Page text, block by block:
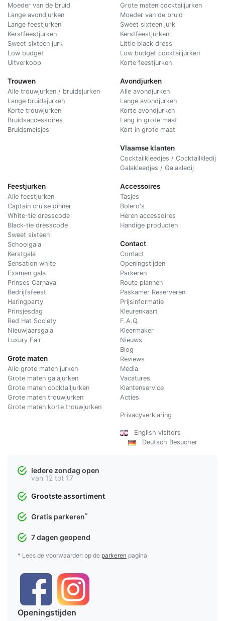
Moeder van de bruid
Lange avondjurken
Lange feestjurken
Kerstfeestjurken
Sweet sixteen jurk
Low budget
Uitverkoop
Trouwen
Alle trouwjurken / bruidsjurken
Lange bruidsjurken
Korte trouwjurken
Bruidsaccessoires
Bruidsmeisjes
Grote maten cocktailjurken
Moeder van de bruid
Sweet sixteen jurk
Kerstfeestjurken
Little black dress
Low budget cocktailjurken
Korte feestjurken
Avondjurken
Alle avondjurken
Lange avondjurken
Korte avondjurken
Lang in grote maat
Kort in grote maat
Vlaamse klanten
Cocktailkleedjes / Cocktailkledij
Galakleedjes / Galakledij
Feestjurken
Alle feestjurken
Captain cruise dinner
White-tie dresscode
Black-tie dresscode
Sweet sixteen
Schoolgala
Kerstgala
Sensation white
Examen gala
Prinses Carnaval
Bedrijfsfeest
Haringparty
Prinsjesdag
Red Hat Society
Nieuwjaarsgala
Luxury Fair
Grote maten
Alle grote maten jurken
Grote maten galajurken
Grote maten cocktailjurken
Grote maten trouwjurken
Grote maten korte trouwjurken
Accessoires
Tasjes
Bolero's
Heren accessoires
Handige producten
Contact
Contact
Openingstijden
Parkeren
Route plannen
Paskamer Reserveren
Prijsinformatie
Kleurenkaart
F.A.Q.
Kleermaker
Nieuws
Blog
Reviews
Media
Vacatures
Klantenservice
Acties
Privacyverklaring
English visitors
Deutsch Besucher
Iedere zondag open
van 12 tot 17
Grootste assortiment
Gratis parkeren*
7 dagen geopend
* Lees de voorwaarden op de parkeren pagina
Openingstijden